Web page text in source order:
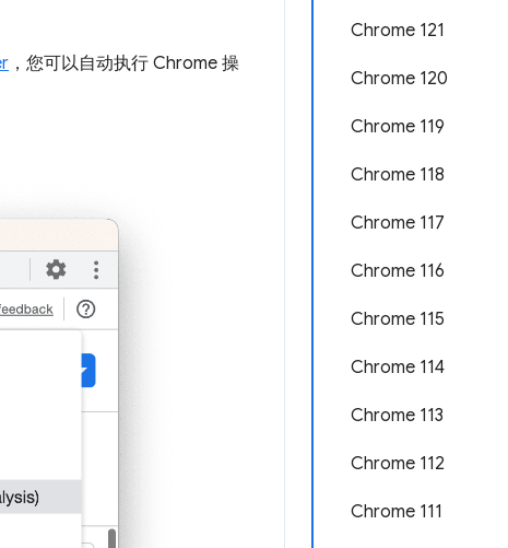
Chrome 121
Chrome 120
Chrome 119
Chrome 118
Chrome 117
Chrome 116
Chrome 115
Chrome 114
Chrome 113
Chrome 112
Chrome 111
，您可以自动执行 Chrome 操